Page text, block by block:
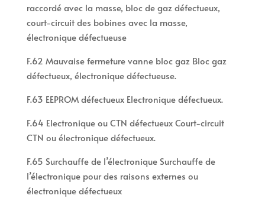
raccordé avec la masse, bloc de gaz défectueux,
court-circuit des bobines avec la masse,
électronique défectueuse
F.62 Mauvaise fermeture vanne bloc gaz Bloc gaz
défectueux, électronique défectueuse.
F.63 EEPROM défectueux Electronique défectueux.
F.64 Electronique ou CTN défectueux Court-circuit
CTN ou électronique défectueux.
F.65 Surchauffe de l’électronique Surchauffe de
l’électronique pour des raisons externes ou
électronique défectueux